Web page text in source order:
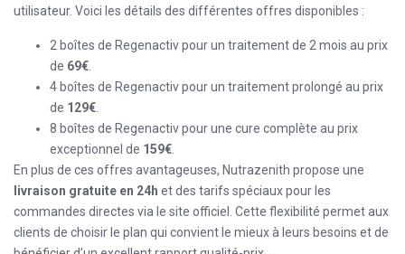
utilisateur. Voici les détails des différentes offres disponibles :
2 boîtes de Regenactiv pour un traitement de 2 mois au prix
de 69€
4 boîtes de Regenactiv pour un traitement prolongé au prix
de 129€
8 boîtes de Regenactiv pour une cure complète au prix
exceptionnel de 159€
En plus de ces offres avantageuses, Nutrazenith propose une
livraison gratuite en 24h et des tarifs spéciaux pour les
commandes directes via le site officiel. Cette flexibilité permet aux
clients de choisir le plan qui convient le mieux à leurs besoins et de